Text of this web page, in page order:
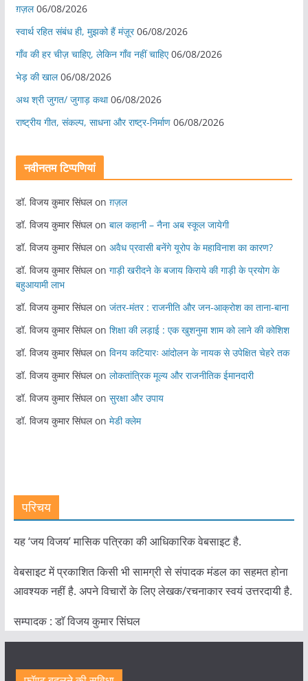
ग़ज़ल 06/08/2026
स्वार्थ रहित संबंध ही, मुझको हैं मंज़ूर 06/08/2026
गाँव की हर चीज़ चाहिए, लेकिन गाँव नहीं चाहिए 06/08/2026
भेड़ की खाल 06/08/2026
अथ श्री जुगत/ जुगाड़ कथा 06/08/2026
राष्ट्रीय गीत, संकल्प, साधना और राष्ट्र-निर्माण 06/08/2026
नवीनतम टिप्पणियां
डॉ. विजय कुमार सिंघलon ग़ज़ल
डॉ. विजय कुमार सिंघलon बाल कहानी – नैना अब स्कूल जायेगी
डॉ. विजय कुमार सिंघलon अवैध प्रवासी बनेंगे यूरोप के महाविनाश का कारण?
डॉ. विजय कुमार सिंघलon गाड़ी खरीदने के बजाय किराये की गाड़ी के प्रयोग के
बहुआयामी लाभ
डॉ. विजय कुमार सिंघलon जंतर-मंतर : राजनीति और जन-आक्रोश का ताना-बाना
डॉ. विजय कुमार सिंघलon शिक्षा की लड़ाई : एक खुशनुमा शाम को लाने की कोशिश
डॉ. विजय कुमार सिंघलon विनय कटियारः आंदोलन के नायक से उपेक्षित चेहरे तक
डॉ. विजय कुमार सिंघलon लोकतांत्रिक मूल्य और राजनीतिक ईमानदारी
डॉ. विजय कुमार सिंघलon सुरक्षा और उपाय
डॉ. विजय कुमार सिंघलon मेडी क्लेम
परिचय
यह ‘जय विजय’ मासिक पत्रिका की आधिकारिक वेबसाइट है.
वेबसाइट में प्रकाशित किसी भी सामग्री से संपादक मंडल का सहमत होना
आवश्यक नहीं है. अपने विचारों के लिए लेखक/रचनाकार स्वयं उत्तरदायी है.
सम्पादक : डाॅ विजय कुमार सिंघल